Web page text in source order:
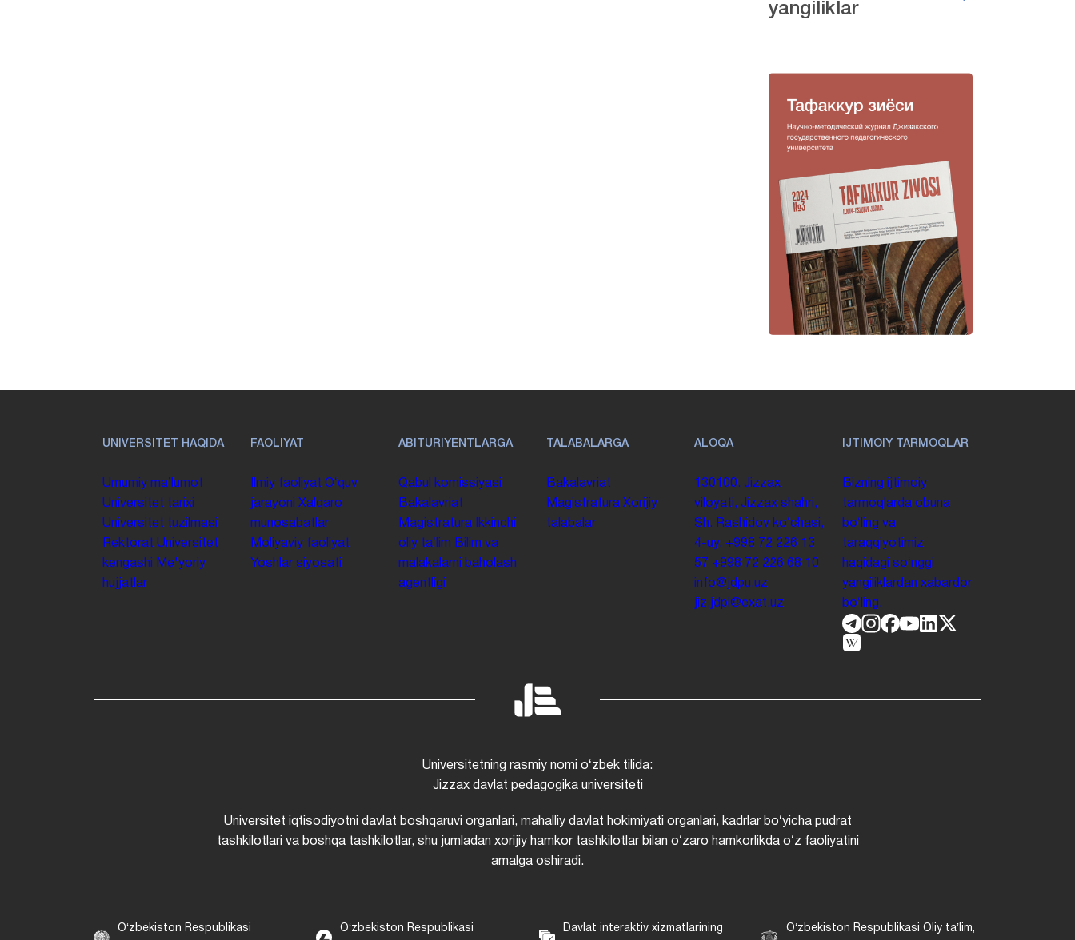
yangiliklar
UNIVERSITET HAQIDA
Umumiy maʼlumot
Universitet tarixi
Universitet tuzilmasi
Rektorat Universitet
kengashi
Me'yoriy
hujjatlar
FAOLIYAT
Ilmiy faoliyat Oʻquv
jarayoni Xalqaro
munosabatlar
Moliyaviy faoliyat
Yoshlar siyosati
ABITURIYENTLARGA
Qabul komissiyasi
Bakalavriat
Magistratura
Ikkinchi
oliy taʼlim Bilim va
malakalarni baholash
agentligi
TALABALARGA
Bakalavriat
Magistratura Xorijiy
talabalar
ALOQA
130100. Jizzax
viloyati, Jizzax shahri,
Sh. Rashidov koʻchasi,
4-uy. +998 72 226 13
57 +998 72 226 68 10
info@jdpu.uz
jiz.jdpi@exat.uz
IJTIMOIY TARMOQLAR
Bizning ijtimoiy
tarmoqlarda obuna
boʻling va
taraqqiyotimiz
haqidagi soʻnggi
yangiliklardan xabardor
boʻling.
Universitetning rasmiy nomi oʻzbek tilida:
Jizzax davlat pedagogika universiteti
Universitet iqtisodiyotni davlat boshqaruvi organlari, mahalliy davlat hokimiyati organlari, kadrlar boʻyicha pudrat
tashkilotlari va boshqa tashkilotlar, shu jumladan xorijiy hamkor tashkilotlar bilan oʻzaro hamkorlikda oʻz faoliyatini
amalga oshiradi.
Oʻzbekiston Respublikasi Oʻzbekiston Respublikasi Davlat interaktiv xizmatlarining Oʻzbekiston Respublikasi Oliy taʼlim,